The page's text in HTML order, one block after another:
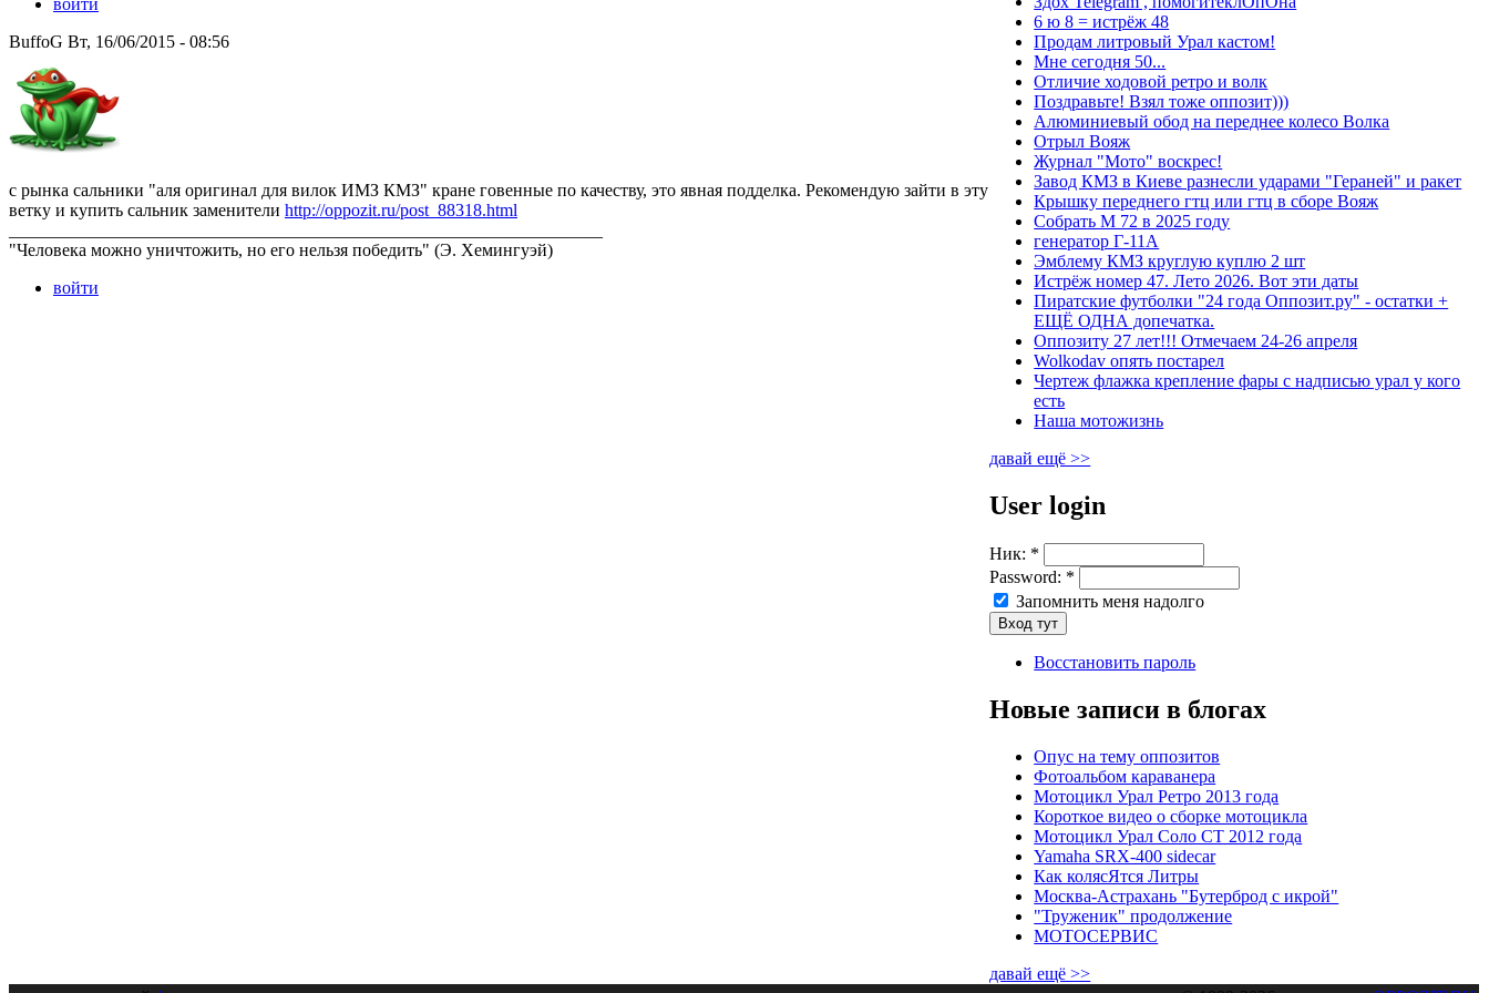
войти
BuffoG Вт, 16/06/2015 - 08:56
с рынка сальники "аля оригинал для вилок ИМЗ КМЗ" кране говенные по качеству, это явная подделка. Рекомендую зайти в эту
ветку и купить сальник заменители http://oppozit.ru/post_88318.html
"Человека можно уничтожить, но его нельзя победить" (Э. Хемингуэй)
войти
6 ю 8 = истрёж 48
Продам литровый Урал кастом!
Мне сегодня 50...
Отличие ходовой ретро и волк
Поздравьте! Взял тоже оппозит)))
Алюминиевый обод на переднее колесо Волка
Отрыл Вояж
Журнал "Мото" воскрес!
Завод КМЗ в Киеве разнесли ударами "Гераней" и ракет
Крышку переднего гтц или гтц в сборе Вояж
Собрать М 72 в 2025 году
генератор Г-11А
Эмблему КМЗ круглую куплю 2 шт
Истрёж номер 47. Лето 2026. Вот эти даты
Пиратские футболки "24 года Оппозит.ру" - остатки +
ЕЩЁ ОДНА допечатка.
Оппозиту 27 лет!!! Отмечаем 24-26 апреля
Wolkodav опять постарел
Чертеж флажка крепление фары с надписью урал у кого
есть
Наша мотожизнь
давай ещё >>
User login
Ник: *
Password: *
Запомнить меня надолго
Восстановить пароль
Новые записи в блогах
Опус на тему оппозитов
Фотоальбом караванера
Мотоцикл Урал Ретро 2013 года
Короткое видео о сборке мотоцикла
Мотоцикл Урал Соло СТ 2012 года
Yamaha SRX-400 sidecar
Как колясЯтся Литры
Москва-Астрахань "Бутерброд с икрой"
"Труженик" продолжение
МОТОСЕРВИС
давай ещё >>